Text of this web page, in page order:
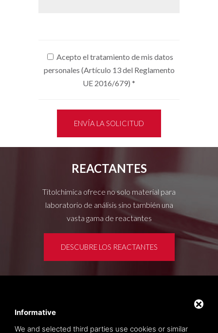
Acepto el tratamiento de mis datos
personales (Artículo 13 del Reglamento
UE 2016/679) *
ENVÍA LA SOLICITUD
REACTANTES
Titolchimica ofrece no solo material para
laboratorio de análisis sino también una
vasta gama de reactantes
DESCUBRE LOS REACTANTES
Informative
We and selected third parties use cookies or similar
Privacy policy